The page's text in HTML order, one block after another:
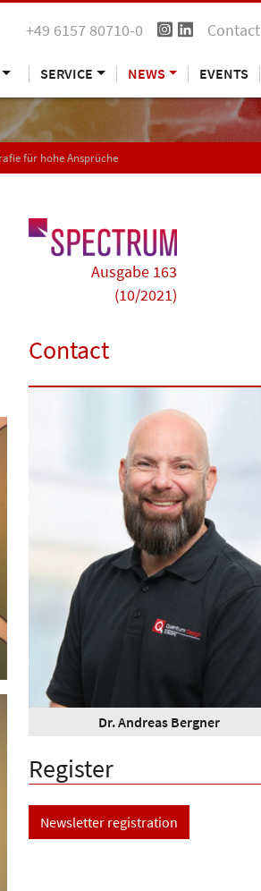
+49 6157 80710-0 Contact
SERVICE NEWS EVENTS
für hohe Ansprüche
Ausgabe 163
(10/2021)
Contact
Dr. Andreas Bergner
Register
Newsletter registration